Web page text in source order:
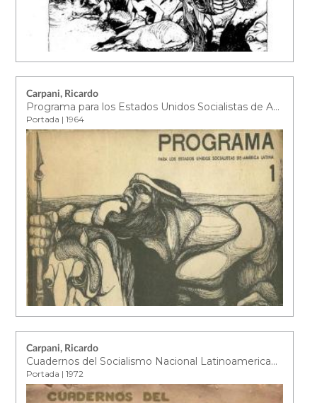
Carpani, Ricardo
Programa para los Estados Unidos Socialistas de América Latina : 1
Portada | 1964
Carpani, Ricardo
Cuadernos del Socialismo Nacional Latinoamericano Revolucionario. Nº1
Portada | 1972